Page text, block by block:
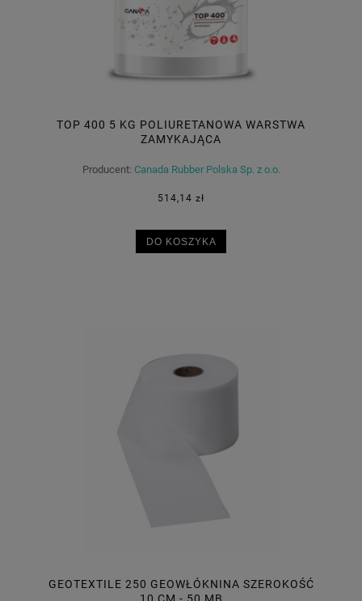
TOP 400 5 KG POLIURETANOWA WARSTWA
ZAMYKAJĄCA
Producent: Canada Rubber Polska Sp. z o.o.
514,14 zł
DO KOSZYKA
GEOTEXTILE 250 GEOWŁÓKNINA SZEROKOŚĆ
10 CM - 50 MB